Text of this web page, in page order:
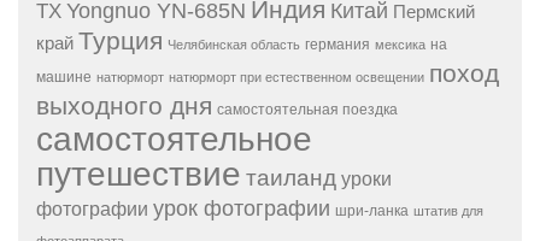
TX Yongnuo YN-685N Индия Китай Пермский
край Турция Челябинская область германия мексика на
машине натюрморт натюрморт при естественном освещении поход
выходного дня самостоятельная поездка
самостоятельное
путешествие таиланд уроки
фотографии урок фотографии шри-ланка штатив для